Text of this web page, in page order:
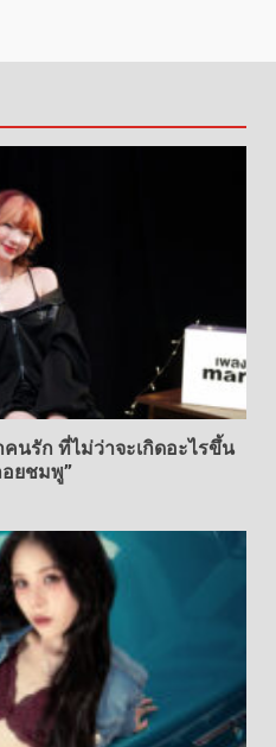
นรัก ที่ไม่ว่าจะเกิดอะไรขึ้น
ยชมพู”